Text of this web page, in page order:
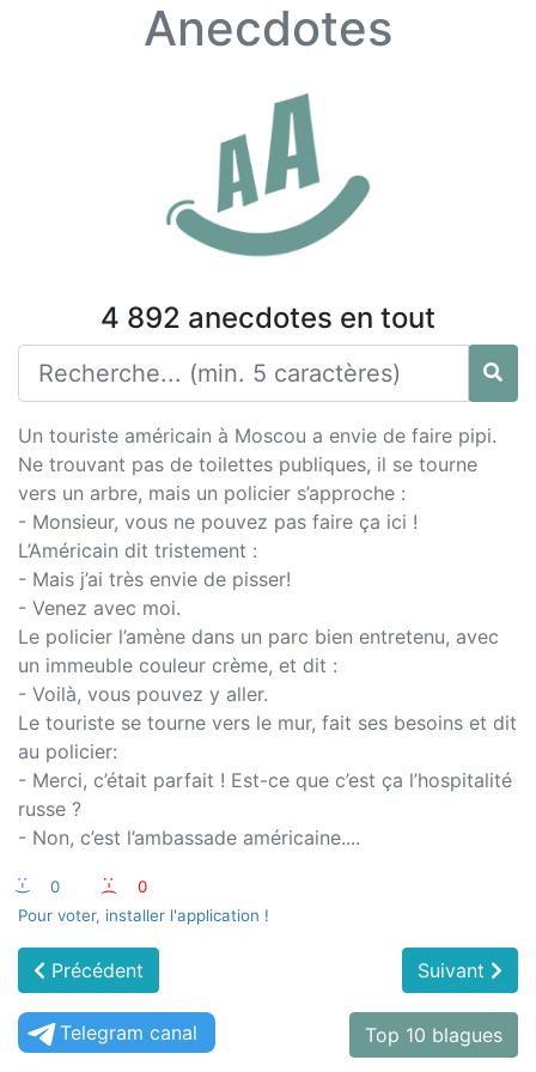
Anecdotes
4 892 anecdotes en tout
Un touriste américain à Moscou a envie de faire pipi.
Ne trouvant pas de toilettes publiques, il se tourne
vers un arbre, mais un policier s’approche :
- Monsieur, vous ne pouvez pas faire ça ici !
L’Américain dit tristement :
- Mais j’ai très envie de pisser!
- Venez avec moi.
Le policier l’amène dans un parc bien entretenu, avec
un immeuble couleur crème, et dit :
- Voilà, vous pouvez y aller.
Le touriste se tourne vers le mur, fait ses besoins et dit
au policier:
- Merci, c’était parfait ! Est-ce que c’est ça l’hospitalité
russe ?
- Non, c’est l’ambassade américaine....
:-) 0 :-(
0
Pour voter, installer l'application !
Précédent Suivant
Telegram canal Top 10 blagues